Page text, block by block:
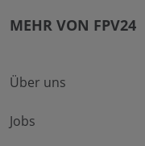
MEHR VON FPV24
Über uns
Jobs